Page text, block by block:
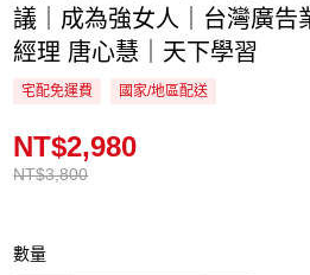
議｜成為強女人｜台灣廣告
經理 唐心慧｜天下學習
宅配免運費 國家/地區配送
NT$3,800
NT$2,980
數量